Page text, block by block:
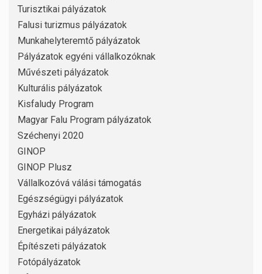
Turisztikai pályázatok
Falusi turizmus pályázatok
Munkahelyteremtő pályázatok
Pályázatok egyéni vállalkozóknak
Művészeti pályázatok
Kulturális pályázatok
Kisfaludy Program
Magyar Falu Program pályázatok
Széchenyi 2020
GINOP
GINOP Plusz
Vállalkozóvá válási támogatás
Egészségügyi pályázatok
Egyházi pályázatok
Energetikai pályázatok
Építészeti pályázatok
Fotópályázatok